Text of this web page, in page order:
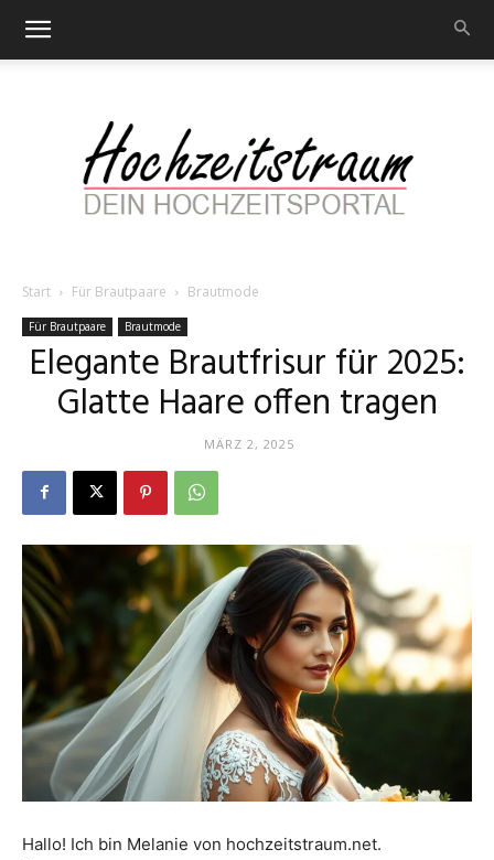
Portal
rund
Start Für Brautpaare Brautmode
Für Brautpaare Brautmode
Elegante Brautfrisur für 2025:
Glatte Haare offen tragen
MÄRZ 2, 2025
Hallo! Ich bin Melanie von hochzeitstraum.net.